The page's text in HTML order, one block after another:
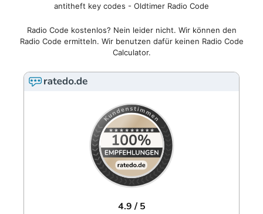
antitheft key codes - Oldtimer Radio Code
Radio Code kostenlos? Nein leider nicht. Wir können den
Radio Code ermitteln. Wir benutzen dafür keinen Radio Code
Calculator.
4.9 / 5